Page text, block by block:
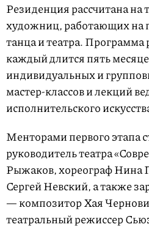
Резиденция рассчитана на
художниц, работающих на
танца и театра. Программа
каждый длится пять
индивидуальных и
мастер-классов и лекций
исполнительского
Менторами первого этапа
руководитель театра
Рыжаков, хореограф Нина
Сергей Невский, а также
— композитор Хая
театральный режиссер